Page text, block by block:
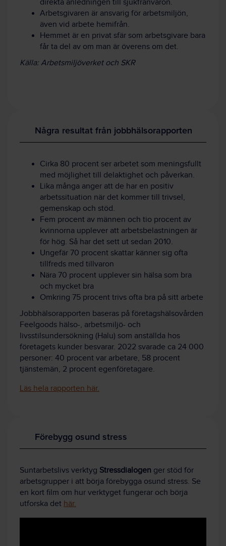
direkta anledningen till sjukfrånvaron.
Arbetsgivaren är ansvarig för arbetsmiljön,
även vid arbete hemifrån.
Hemmet är en privat sfär som arbetsgivare bara
får ta del av om man är överens om det.
Källa: Arbetsmiljöverket och SKR
Några resultat från jobbhälsorapporten
Cirka 80 procent ser arbetet som meningsfullt
med möjlighet till delaktighet och påverkan.
Lika många anger att de har en positiv
arbetssituation när det kommer till trivsel,
gemenskap och stöd.
Fem procent av männen och tio procent av
kvinnorna upplever att arbetsbelastningen är
för hög. Så har det sett ut sedan 2010.
Ungefär 70 procent skattar känner sig ofta
tillfreds med tillvaron
Nära 70 procent upplever sin hälsa som bra
och mycket bra
Omkring 75 procent trivs ofta bra på sitt arbete
Jobbhälsorapporten baseras på företagshälsovården
Feelgoods hälso-, arbetsmiljö- och
livsstilsundersökning (Halu) som anställda hos
företagets kunder besvarar. 2022 svarade ca 24 000
personer: 40 procent var arbetare, 58 procent
tjänstemän, 2 procent egenföretagare.
Läs hela rapporten här.
Förebygg osund stress
Suntarbetslivs verktyg Stressdialogen ger stöd för
arbetsgrupper i att börja förebygga osund stress. Se
en kort film om hur verktyget fungerar och börja
utforska det här.